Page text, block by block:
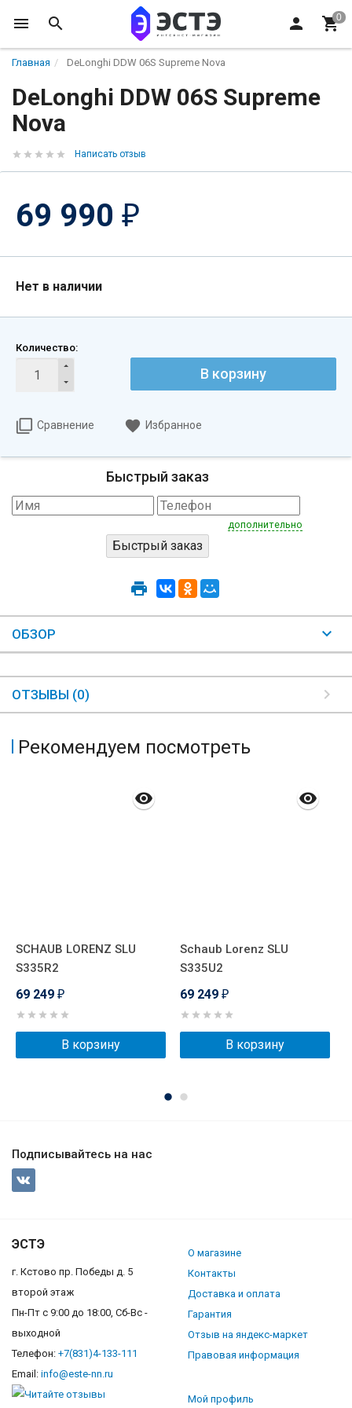
Главная DeLonghi DDW 06S Supreme Nova
DeLonghi DDW 06S Supreme
Nova
Написать отзыв
69 990 ₽
Нет в наличии
Количество:
В корзину
Сравнение Избранное
Быстрый заказ
дополнительно
ОБЗОР
ОТЗЫВЫ (0)
Рекомендуем посмотреть
SCHAUB LORENZ SLU
S335R2
69 249 ₽
В корзину
Schaub Lorenz SLU
S335U2
69 249 ₽
В корзину
Подписывайтесь на нас
ЭСТЭ
г. Кстово пр. Победы д. 5
второй этаж
Пн-Пт с 9:00 до 18:00, Сб-Вс -
выходной
Телефон: +7(831)4-133-111
Email: info@este-nn.ru
О магазине
Контакты
Доставка и оплата
Гарантия
Отзыв на яндекс-маркет
Правовая информация
Мой профиль